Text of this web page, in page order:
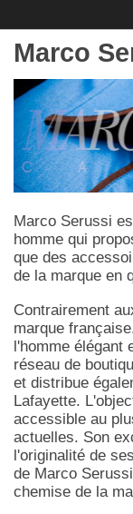
Marco
Marco Serussi
homme qui
que des
de la marque en
Contrairement
marque
l'homme élégant
réseau de
et distribue
Lafayette.
accessible au
actuelles. Son
l'originalité de
de Marco
chemise de la